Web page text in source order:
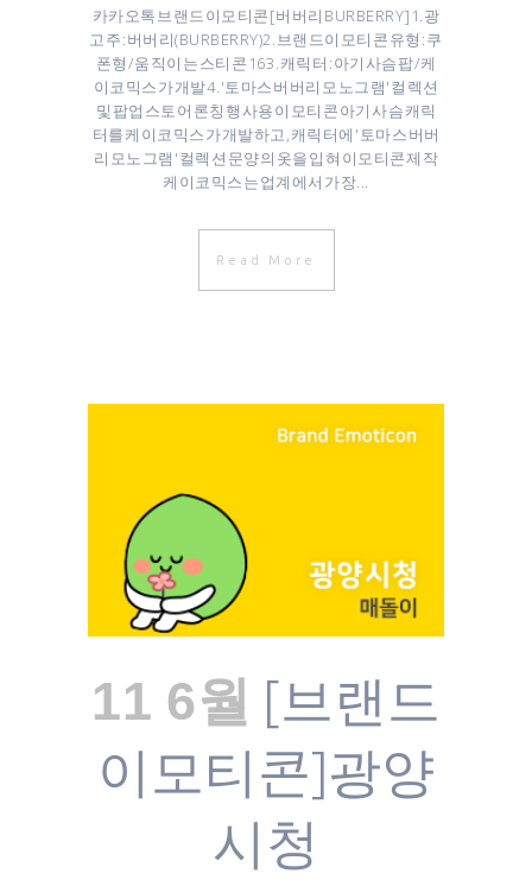
카카오톡 브랜드이모티콘 [ 버버리 BURBERRY ] 1. 광
고주 : 버버리(BURBERRY) ​2. 브랜드이모티콘 유형 : 쿠
폰형/움직이는 스티콘 16 3. 캐릭터 : 아기사슴 팝/케
이코믹스가 개발 4. '토마스 버버리 모노그램' 컬렉션
및 팝업스토어 론칭 행사용 이모티콘 아기 사슴 캐릭
터를 케이코믹스가 개발하고, 캐릭터에 '토마스 버버
리 모노그램' 컬렉션 문양의 옷을 입혀 이모티콘 제작
케이코믹스는 업계에서 가장...
Read More
11 6월 [브랜드
이모티콘]광양
시청